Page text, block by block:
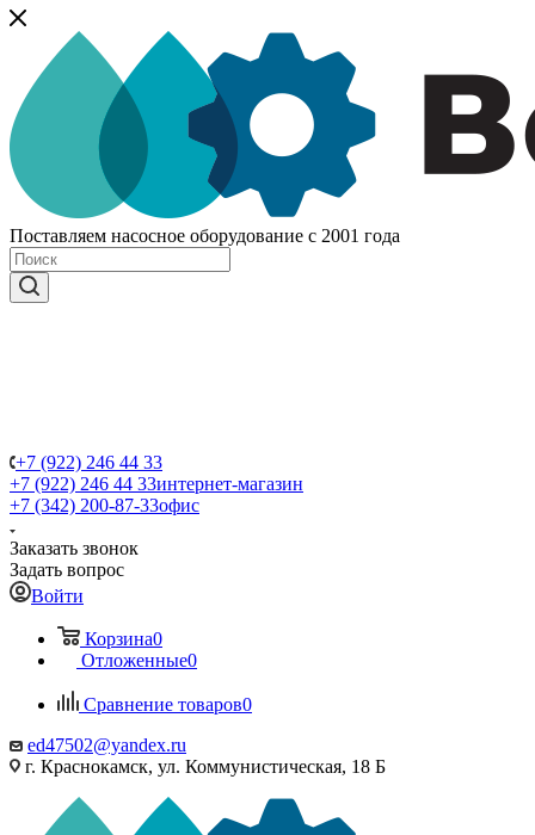
Поставляем насосное оборудование с 2001 года
+7 (922) 246 44 33
+7 (922) 246 44 33интернет-магазин
+7 (342) 200-87-33офис
Заказать звонок
Задать вопрос
Войти
Корзина0
Отложенные0
Сравнение товаров0
ed47502@yandex.ru
г. Краснокамск, ул. Коммунистическая, 18 Б